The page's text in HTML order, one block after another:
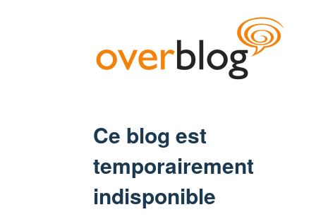
Ce blog est
temporairement
indisponible